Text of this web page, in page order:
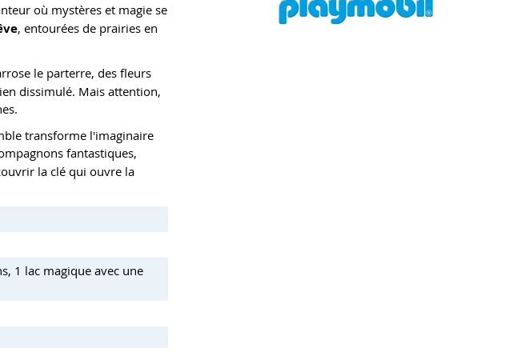
où mystères et magie se
, entourées de prairies en
le parterre, des fleurs
dissimulé. Mais attention,
transforme l'imaginaire
fantastiques,
la clé qui ouvre la
1 lac magique avec une